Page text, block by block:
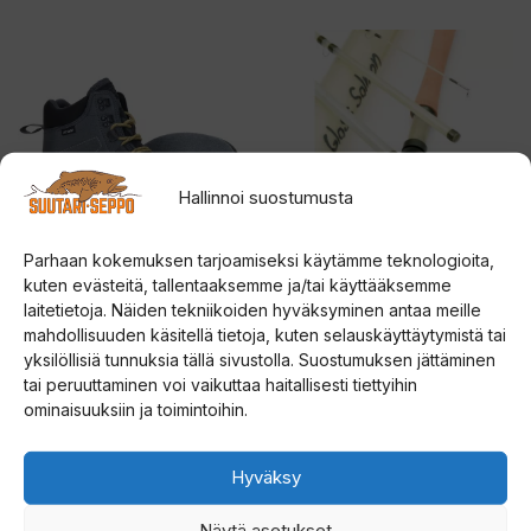
Hallinnoi suostumusta
Parhaan kokemuksen tarjoamiseksi käytämme teknologioita,
kuten evästeitä, tallentaaksemme ja/tai käyttääksemme
laitetietoja. Näiden tekniikoiden hyväksyminen antaa meille
mahdollisuuden käsitellä tietoja, kuten selauskäyttäytymistä tai
yksilöllisiä tunnuksia tällä sivustolla. Suostumuksen jättäminen
tai peruuttaminen voi vaikuttaa haitallisesti tiettyihin
ominaisuuksiin ja toimintoihin.
Hyväksy
Vision Atom Huopa
kahluukengät
4.00
5:stä
109,00 €
Valitse vaihtoehdoista
tuotteella
useampi
muunnelma.
Voit
valinnat
tuotteen
sivulla.
Vision Glass Salmon DH
kahdenkäden perhovapa
5.00
5:stä
379,00
Lisää ostoskoriin